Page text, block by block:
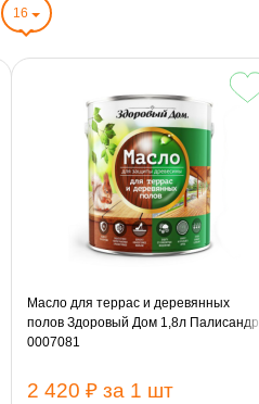
16
Масло для террас и деревянных
полов Здоровый Дом 1,8л Палисандр
0007081
2 420 ₽ за 1 шт